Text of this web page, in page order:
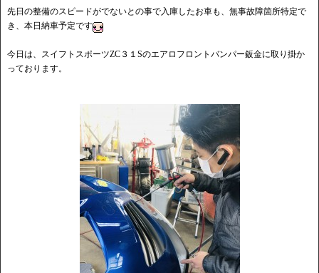
先日の整備のスピードがでないとの事で入庫したお車も、無事故障箇所特定で
き、本日納車予定です
今日は、スイフトスポーツZC３１Sのエアロフロントバンパー鈑金に取り掛か
っております。